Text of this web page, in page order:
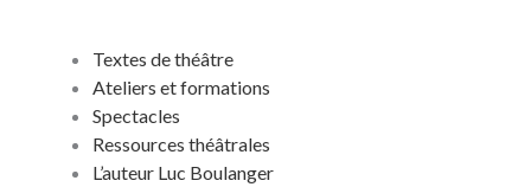
Textes de théâtre
Ateliers et formations
Spectacles
Ressources théâtrales
L’auteur Luc Boulanger